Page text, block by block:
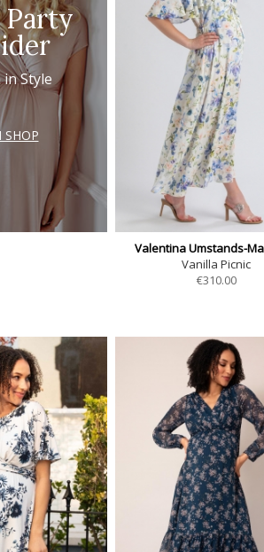
Party
in Style
SHOP
Valentina Umstands-
Vanilla Picnic
€310.00